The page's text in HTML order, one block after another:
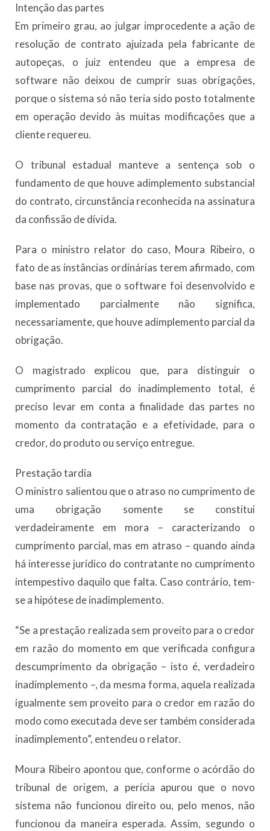
Intenção d​​​as partes
Em primeiro grau, ao julgar improcedente a ação de
resolução de contrato ajuizada pela fabricante de
autopeças, o juiz entendeu que a empresa de
software não deixou de cumprir suas obrigações,
porque o sistema só não teria sido posto totalmente
em operação devido às muitas modificações que a
cliente requereu.
O tribunal estadual manteve a sentença sob o
fundamento de que houve adimplemento substancial
do contrato, circunstância reconhecida na assinatura
da confissão de dívida.
Para o ministro relator do caso, Moura Ribeiro, o
fato de as instâncias ordinárias terem afirmado, com
base nas provas, que o software foi desenvolvido e
implementado parcialmente não significa,
necessariamente, que houve adimplemento parcial da
obrigação.
O magistrado explicou que, para distinguir o
cumprimento parcial do inadimplemento total, é
preciso levar em conta a finalidade das partes no
momento da contratação e a efetividade, para o
credor, do produto ou serviço entregue.
Prestação t​​ardia
O ministro salientou que o atraso no cumprimento de
uma obrigação somente se constitui
verdadeiramente em mora – caracterizando o
cumprimento parcial, mas em atraso – quando ainda
há interesse jurídico do contratante no cumprimento
intempestivo daquilo que falta. Caso contrário, tem-
se a hipótese de inadimplemento.
“Se a prestação realizada sem proveito para o credor
em razão do momento em que verificada configura
descumprimento da obrigação – isto é, verdadeiro
inadimplemento –, da mesma forma, aquela realizada
igualmente sem proveito para o credor em razão do
modo como executada deve ser também considerada
inadimplemento”, entendeu o relator.
Moura Ribeiro apontou que, conforme o acórdão do
tribunal de origem, a perícia apurou que o novo
sistema não funcionou direito ou, pelo menos, não
funcionou da maneira esperada. Assim, segundo o